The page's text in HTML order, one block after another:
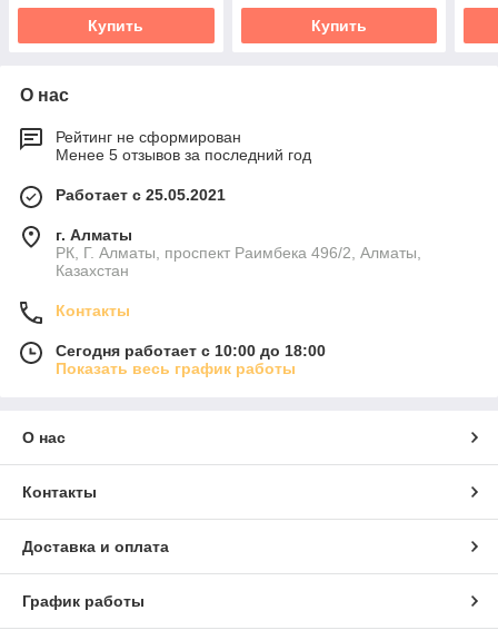
Купить Купить
О нас
Рейтинг не сформирован
Менее 5 отзывов за последний год
Работает с 25.05.2021
г. Алматы
РК, Г. Алматы, проспект Раимбека 496/2, Алматы,
Казахстан
Контакты
Сегодня работает с 10:00 до 18:00
Показать весь график работы
О нас
Контакты
Доставка и оплата
График работы